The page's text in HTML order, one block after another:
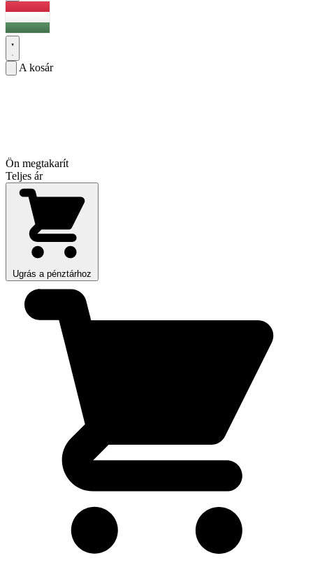
A kosár
Ön megtakarít
Teljes ár
Ugrás a pénztárhoz